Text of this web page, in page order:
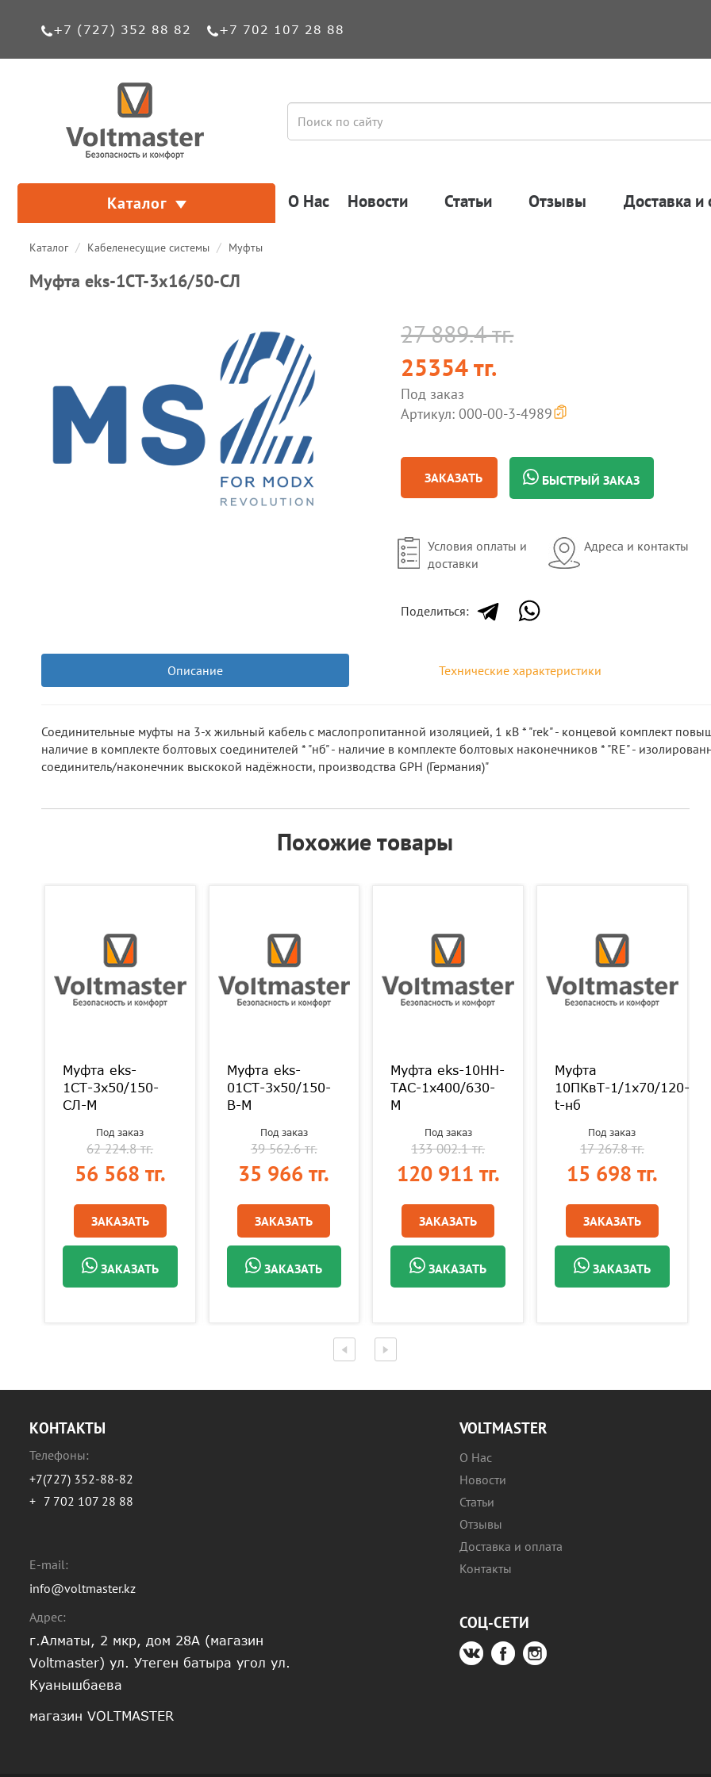
+7 (727) 352 88 82 +7 702 107 28 88
Каталог О Нас Новости Статьи Отзывы Доставка и
Каталог Кабеленесущие системы Муфты
Муфта eks-1СТ-3х16/50-СЛ
27 889.4 тг.
25354 тг.
Под заказ
Артикул: 000-00-3-4989
ЗАКАЗАТЬ БЫСТРЫЙ ЗАКАЗ
Условия оплаты и
доставки
Адреса и контакты
Поделиться:
Описание Технические характеристики
Соединительные муфты на 3-х жильный кабель с маслопропитанной изоляцией, 1 кВ * "rek" - концевой комплект
наличие в комплекте болтовых соединителей * "нб" - наличие в комплекте болтовых наконечников * "RE" -
соединитель/наконечник выскокой надёжности, производства GPH (Германия)"
Похожие товары
Муфта eks-
1СТ-3х50/150-
СЛ-М
Под заказ
62 224.8 тг.
56 568 тг.
ЗАКАЗАТЬ
ЗАКАЗАТЬ
Муфта eks-
01СТ-3х50/150-
В-М
Под заказ
39 562.6 тг.
35 966 тг.
ЗАКАЗАТЬ
ЗАКАЗАТЬ
Муфта eks-10HH-
ТАС-1х400/630-
M
Под заказ
133 002.1 тг.
120 911 тг.
ЗАКАЗАТЬ
ЗАКАЗАТЬ
Муфта
10ПКвТ-1/1х70/120-
t-нб
Под заказ
17 267.8 тг.
15 698 тг.
ЗАКАЗАТЬ
ЗАКАЗАТЬ
КОНТАКТЫ
Телефоны:
+7(727) 352-88-82
+ 7 702 107 28 88
E-mail:
info@voltmaster.kz
Адрес:
г.Алматы, 2 мкр, дом 28А (магазин
Voltmaster) ул. Утеген батыра угол ул.
Куанышбаева
магазин VOLTMASTER
VOLTMASTER
О Нас
Новости
Статьи
Отзывы
Доставка и оплата
Контакты
СОЦ-СЕТИ